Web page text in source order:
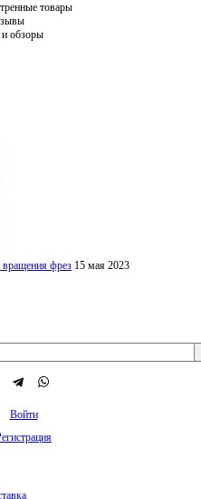
товары
и обзоры
вращения фрез 15 мая 2023
Войти